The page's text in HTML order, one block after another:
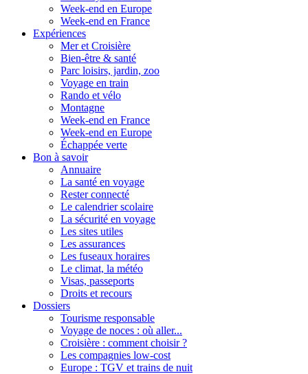
Week-end en Europe
Week-end en France
Expériences
Mer et Croisière
Bien-être & santé
Parc loisirs, jardin, zoo
Voyage en train
Rando et vélo
Montagne
Week-end en France
Week-end en Europe
Échappée verte
Bon à savoir
Annuaire
La santé en voyage
Rester connecté
Le calendrier scolaire
La sécurité en voyage
Les sites utiles
Les assurances
Les fuseaux horaires
Le climat, la météo
Visas, passeports
Droits et recours
Dossiers
Tourisme responsable
Voyage de noces : où aller...
Croisière : comment choisir ?
Les compagnies low-cost
Europe : TGV et trains de nuit